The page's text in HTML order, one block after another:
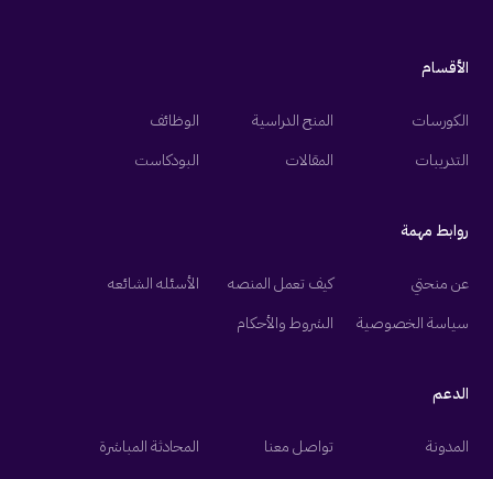
الأقسام
الكورسات المنح الدراسية
الوظائف
التدريبات
المقالات البودكاست
روابط مهمة
عن منحتي كيف تعمل المنصه
الأسئله الشائعه
سياسة الخصوصية
الشروط والأحكام
الدعم
المدونة تواصل معنا
المحادثة المباشرة